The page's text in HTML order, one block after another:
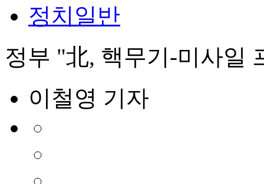
정치일반
정부 "北, 핵무기-미사일
이철영 기자